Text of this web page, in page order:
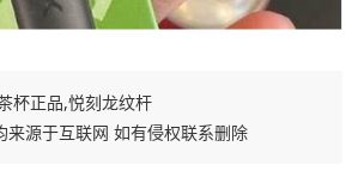
杯正品,悦刻龙纹杆
来源于互联网 如有侵权联系删除